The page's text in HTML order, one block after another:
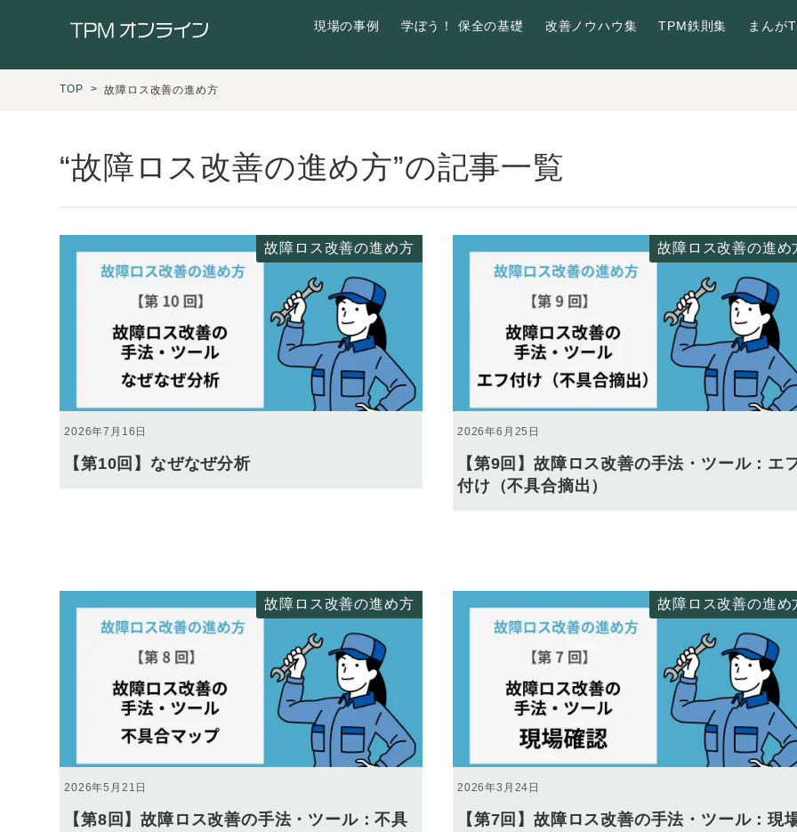
現場の事例 学ぼう！ 保全の基礎 改善ノウハウ集 TPM鉄則集 まんが
TOP 故障ロス改善の進め方
“故障ロス改善の進め方”の記事一覧
故障ロス改善の進め方
2026年7月16日
【第10回】なぜなぜ分析
故障ロス改善の進め
2026年6月25日
【第9回】故障ロス改善の手法・ツール：エ
付け（不具合摘出）
故障ロス改善の進め方
2026年5月21日
【第8回】故障ロス改善の手法・ツール：不具
故障ロス改善の進め
2026年3月24日
【第7回】故障ロス改善の手法・ツール：現